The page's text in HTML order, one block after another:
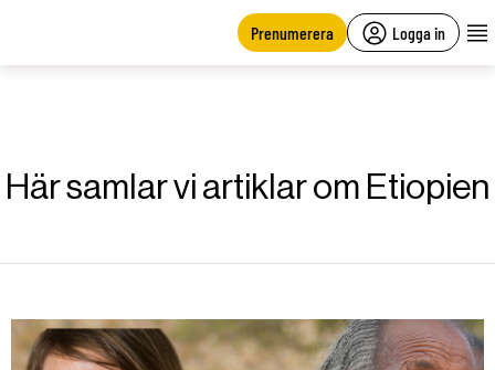
Prenumerera Logga in
Här samlar vi artiklar om Etiopien